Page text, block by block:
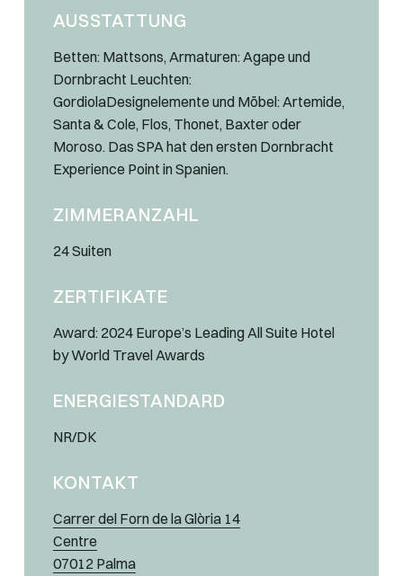
AUSSTATTUNG
Betten: Mattsons, Armaturen: Agape und
Dornbracht Leuchten:
GordiolaDesignelemente und Möbel: Artemide,
Santa & Cole, Flos, Thonet, Baxter oder
Moroso. Das SPA hat den ersten Dornbracht
Experience Point in Spanien.
ZIMMERANZAHL
24 Suiten
ZERTIFIKATE
Award: 2024 Europe’s Leading All Suite Hotel
by World Travel Awards
ENERGIESTANDARD
NR/DK
KONTAKT
Carrer del Forn de la Glòria 14
Centre
07012 Palma